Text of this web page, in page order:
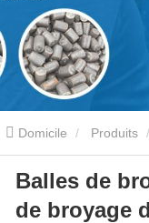
Domicile Produits
broyage à boule de
Balles de
de broyage